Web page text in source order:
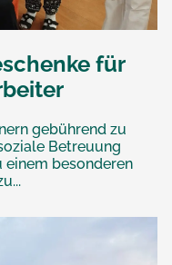
für
gebührend zu
Betreuung
einem besonderen